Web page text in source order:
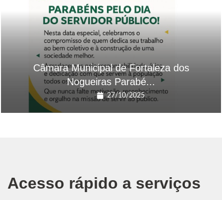
Câmara Municipal de Fortaleza dos
Nogueiras Parabé...
27/10/2025
Acesso rápido a serviços